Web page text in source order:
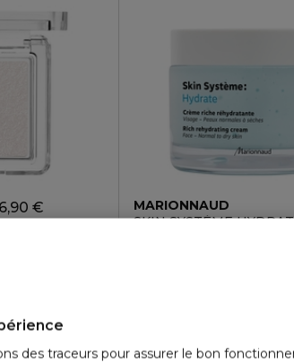
6,90 €
MARIONNAUD
SKIN SYSTÈME
des traceurs pour assurer le bon